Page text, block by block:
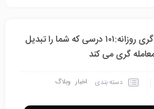
کتاب مربی معامله گری روزانه:۱۰۱ درسی که شما را تبدیل
گری می کند
دسته بندی اخبار وبلاگ